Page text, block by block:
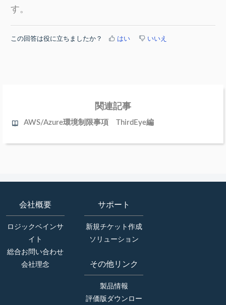
す。
この回答は役に立ちましたか？ はい いいえ
関連記事
AWS/Azure環境制限事項 ThirdEye編
会社概要
ロジックベインサ
イト
総合お問い合わせ
会社理念
サポート
新規チケット作成
ソリューション
その他リンク
製品情報
評価版ダウンロー